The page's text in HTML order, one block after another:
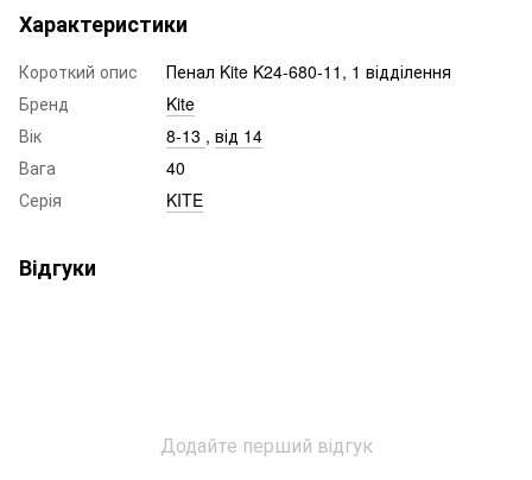
Характеристики
Короткий опис
Пенал Kite K24-680-11, 1 відділення
Бренд
Kite
Вік
8-13 , від 14
Вага
40
Серія
KITE
Відгуки
Додайте перший відгук